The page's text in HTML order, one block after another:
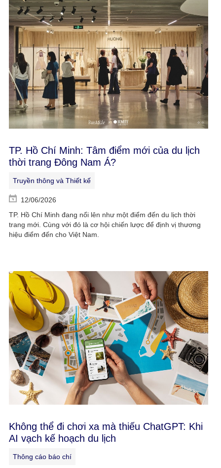
TP. Hồ Chí Minh: Tâm điểm mới của du lịch
thời trang Đông Nam Á?
Truyền thông và Thiết kế
12/06/2026
TP. Hồ Chí Minh đang nổi lên như một điểm đến du lịch thời
trang mới. Cùng với đó là cơ hội chiến lược để định vị thương
hiệu điểm đến cho Việt Nam.
Không thể đi chơi xa mà thiếu ChatGPT: Khi
AI vạch kế hoạch du lịch
Thông cáo báo chí